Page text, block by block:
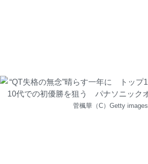
菅楓華（C）Getty images